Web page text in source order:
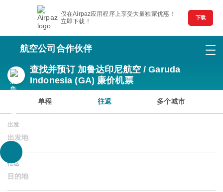
仅在Airpaz应用程序上享受大量独家优惠！
立即下载！
下载
航空公司合作伙伴
查找并预订 加鲁达印尼航空 / Garuda
Indonesia (GA) 廉价机票
单程 往返 多个城市
出发
出发地
抵达
目的地